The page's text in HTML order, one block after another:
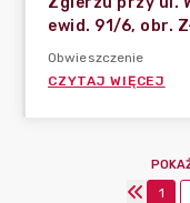
ewid. 91/6, obr.
Obwieszczenie
CZYTAJ WIĘCEJ
1